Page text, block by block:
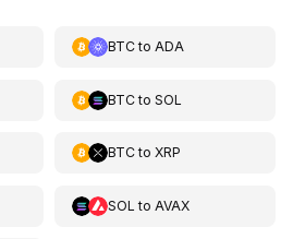
BTCto ADA
BTCto SOL
BTCto XRP
SOL to AVAX